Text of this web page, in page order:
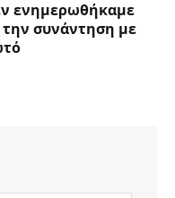
ενημερωθήκαμε
συνάντηση με